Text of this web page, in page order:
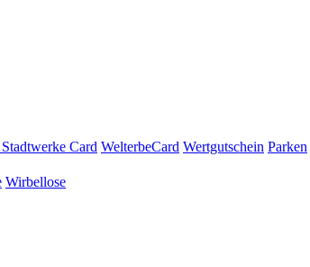
Card WelterbeCard Wertgutschein Parken
Wirbellose